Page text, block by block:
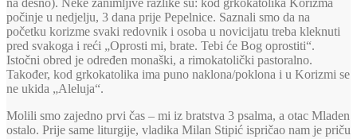
na desno). Neke zanimljive razlike su: kod grkokatolika Korizma
počinje u nedjelju, 3 dana prije Pepelnice. Saznali smo da na
početku korizme svaki redovnik i osoba u novicijatu treba kleknuti
pred svakoga i reći „Oprosti mi, brate. Tebi će Bog oprostiti“.
Istočni obred je određen monaški, a rimokatolički pastoralno.
Također, kod grkokatolika ima puno naklona/poklona i u Korizmi se
ne ukida „Aleluja“.
Molili smo zajedno prvi čas – mi iz bratstva 3 psalma, a otac Mladen
ostalo. Prije same liturgije, vladika Milan Stipić ispričao nam je priču